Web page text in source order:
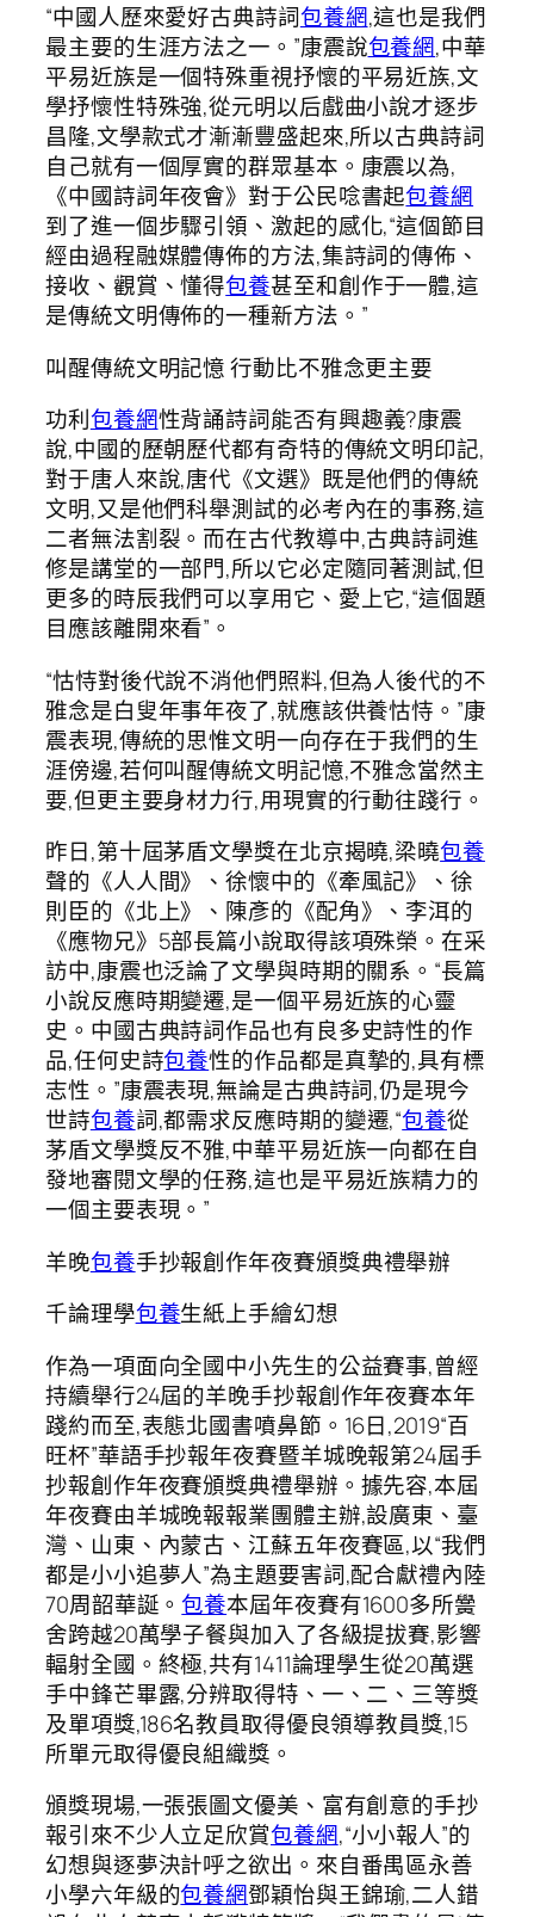
“中國人歷來愛好古典詩詞包養網,這也是我們
最主要的生涯方法之一。”康震說包養網,中華
平易近族是一個特殊重視抒懷的平易近族,文
學抒懷性特殊強,從元明以后戲曲小說才逐步
昌隆,文學款式才漸漸豐盛起來,所以古典詩詞
自己就有一個厚實的群眾基本。康震以為,
《中國詩詞年夜會》對于公民唸書起包養網
到了進一個步驟引領、激起的感化,“這個節目
經由過程融媒體傳佈的方法,集詩詞的傳佈、
接收、觀賞、懂得包養甚至和創作于一體,這
是傳統文明傳佈的一種新方法。”
叫醒傳統文明記憶 行動比不雅念更主要
功利包養網性背誦詩詞能否有興趣義?康震
說,中國的歷朝歷代都有奇特的傳統文明印記,
對于唐人來說,唐代《文選》既是他們的傳統
文明,又是他們科舉測試的必考內在的事務,這
二者無法割裂。而在古代教導中,古典詩詞進
修是講堂的一部門,所以它必定隨同著測試,但
更多的時辰我們可以享用它、愛上它,“這個題
目應該離開來看”。
“怙恃對後代說不消他們照料,但為人後代的不
雅念是白叟年事年夜了,就應該供養怙恃。”康
震表現,傳統的思惟文明一向存在于我們的生
涯傍邊,若何叫醒傳統文明記憶,不雅念當然主
要,但更主要身材力行,用現實的行動往踐行。
昨日,第十屆茅盾文學獎在北京揭曉,梁曉包養
聲的《人人間》、徐懷中的《牽風記》、徐
則臣的《北上》、陳彥的《配角》、李洱的
《應物兄》5部長篇小說取得該項殊榮。在采
訪中,康震也泛論了文學與時期的關系。“長篇
小說反應時期變遷,是一個平易近族的心靈
史。中國古典詩詞作品也有良多史詩性的作
品,任何史詩包養性的作品都是真摯的,具有標
志性。”康震表現,無論是古典詩詞,仍是現今
世詩包養詞,都需求反應時期的變遷,“包養從
茅盾文學獎反不雅,中華平易近族一向都在自
發地審閱文學的任務,這也是平易近族精力的
一個主要表現。”
羊晚包養手抄報創作年夜賽頒獎典禮舉辦
千論理學包養生紙上手繪幻想
作為一項面向全國中小先生的公益賽事,曾經
持續舉行24屆的羊晚手抄報創作年夜賽本年
踐約而至,表態北國書噴鼻節。16日,2019“百
旺杯”華語手抄報年夜賽暨羊城晚報第24屆手
抄報創作年夜賽頒獎典禮舉辦。據先容,本屆
年夜賽由羊城晚報報業團體主辦,設廣東、臺
灣、山東、內蒙古、江蘇五年夜賽區,以“我們
都是小小追夢人”為主題要害詞,配合獻禮內陸
70周韶華誕。包養本屆年夜賽有1600多所黌
舍跨越20萬學子餐與加入了各級提拔賽,影響
輻射全國。終極,共有1411論理學生從20萬選
手中鋒芒畢露,分辨取得特、一、二、三等獎
及單項獎,186名教員取得優良領導教員獎,15
所單元取得優良組織獎。
頒獎現場,一張張圖文優美、富有創意的手抄
報引來不少人立足欣賞包養網,“小小報人”的
幻想與逐夢決計呼之欲出。來自番禺區永善
小學六年級的包養網鄧穎怡與王錦瑜,二人錯